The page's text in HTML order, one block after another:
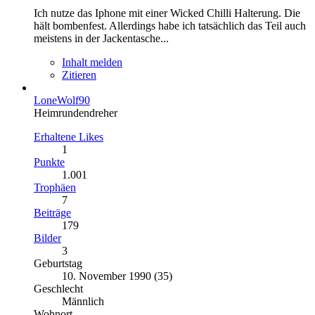
Ich nutze das Iphone mit einer Wicked Chilli Halterung. Die
hält bombenfest. Allerdings habe ich tatsächlich das Teil auch
meistens in der Jackentasche...
Inhalt melden
Zitieren
LoneWolf90
Heimrundendreher
Erhaltene Likes
1
Punkte
1.001
Trophäen
7
Beiträge
179
Bilder
3
Geburtstag
10. November 1990 (35)
Geschlecht
Männlich